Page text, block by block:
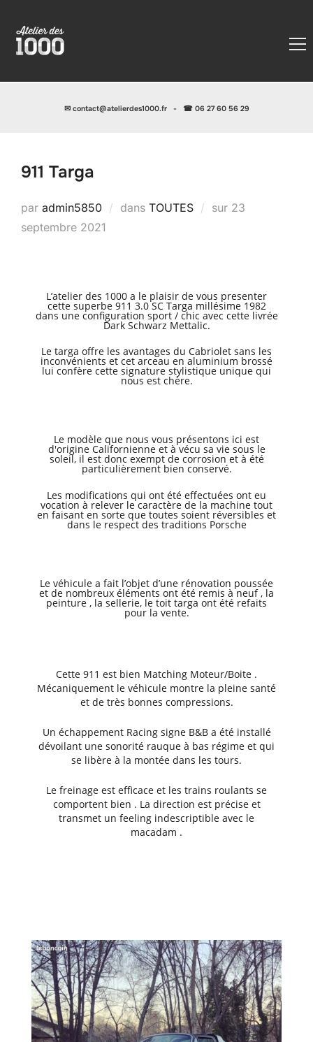
✉ contact@atelierdes1000.fr- ☎ 06 27 60 56 29
911 Targa
par admin5850 dans TOUTES sur Publié
23
septembre 2021
L’atelier des 1000 a le plaisir de vous presenter
cette superbe 911 3.0 SC Targa millésime 1982
dans une configuration sport / chic avec cette livrée
Dark Schwarz Mettalic.
Le targa offre les avantages du Cabriolet sans les
inconvénients et cet arceau en aluminium brossé
lui confère cette signature stylistique unique qui
nous est chère.
Le modèle que nous vous présentons ici est
d'origine Californienne et à vécu sa vie sous le
soleil, il est donc exempt de corrosion et à été
particulièrement bien conservé.
Les modifications qui ont été effectuées ont eu
vocation à relever le caractère de la machine tout
en faisant en sorte que toutes soient réversibles et
dans le respect des traditions Porsche
Le véhicule a fait l’objet d’une rénovation poussée
et de nombreux éléments ont été remis à neuf , la
peinture , la sellerie, le toit targa ont été refaits
pour la vente.
Cette 911 est bien Matching Moteur/Boite .
Mécaniquement le véhicule montre la pleine santé
et de très bonnes compressions.
Un échappement Racing signe B&B a été installé
dévoilant une sonorité rauque à bas régime et qui
se libère à la montée dans les tours.
Le freinage est efficace et les trains roulants se
comportent bien . La direction est précise et
transmet un feeling indescriptible avec le
macadam .